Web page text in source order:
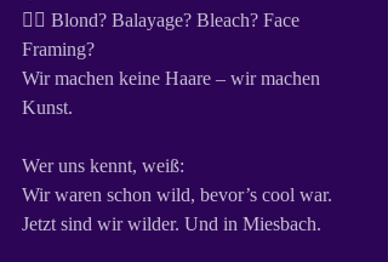
💇‍♀️ Blond? Balayage? Bleach? Face
Framing?
Wir machen keine Haare – wir machen
Kunst.
Wer uns kennt, weiß:
Wir waren schon wild, bevor’s cool war.
Jetzt sind wir wilder. Und in Miesbach.